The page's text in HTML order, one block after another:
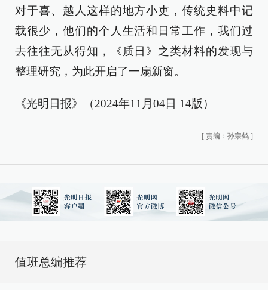
对于喜、越人这样的地方小吏，传统史料中记
载很少，他们的个人生活和日常工作，我们过
去往往无从得知，《质日》之类材料的发现与
整理研究，为此开启了一扇新窗。
《光明日报》（2024年11月04日 14版）
[ 责编：孙宗鹤 ]
值班总编推荐